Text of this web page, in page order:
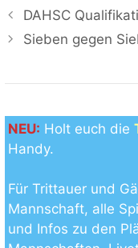
DAHSC
Sieben gegen
NEU: Holt euch die
Handy.
Für Trittauer und
Mannschaft, alle
und Infos zu den